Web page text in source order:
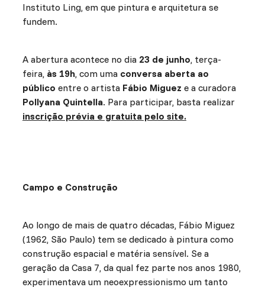
Instituto Ling, em que pintura e arquitetura se
fundem.
A abertura acontece no dia 23 de junho, terça-
feira, às 19h, com uma conversa aberta ao
público entre o artista Fábio Miguez e a curadora
Pollyana Quintella. Para participar, basta realizar
inscrição prévia e gratuita pelo site.
Campo e Construção
Ao longo de mais de quatro décadas, Fábio Miguez
(1962, São Paulo) tem se dedicado à pintura como
construção espacial e matéria sensível. Se a
geração da Casa 7, da qual fez parte nos anos 1980,
experimentava um neoexpressionismo um tanto